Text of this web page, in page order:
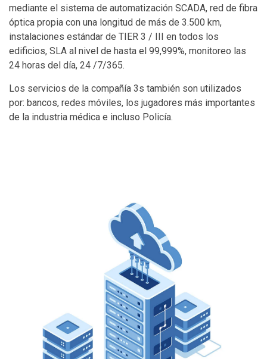
mediante el sistema de automatización SCADA, red de fibra
óptica propia con una longitud de más de 3.500 km,
instalaciones estándar de TIER 3 / III en todos los
edificios, SLA al nivel de hasta el 99,999%, monitoreo las
24 horas del día, 24 /7/365.
Los servicios de la compañía 3s también son utilizados
por: bancos, redes móviles, los jugadores más importantes
de la industria médica e incluso Policía.